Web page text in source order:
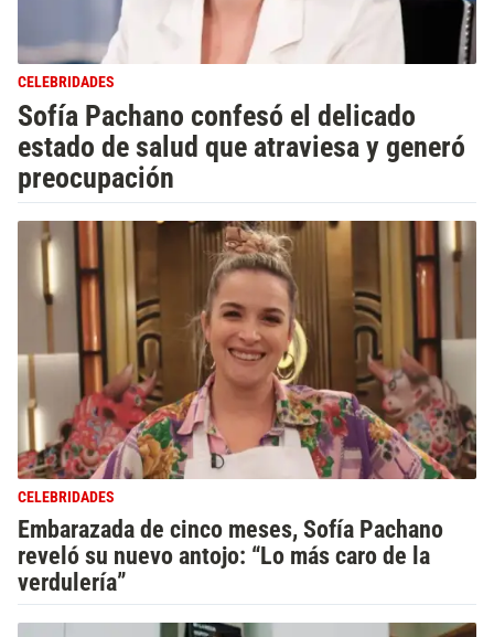
CELEBRIDADES
Sofía Pachano confesó el delicado
estado de salud que atraviesa y generó
preocupación
CELEBRIDADES
Embarazada de cinco meses, Sofía Pachano
reveló su nuevo antojo: “Lo más caro de la
verdulería”